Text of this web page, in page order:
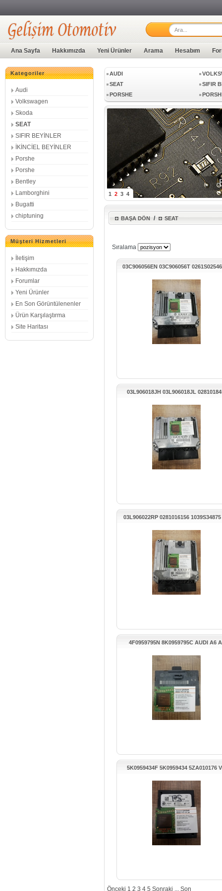
Ana Sayfa Hakkımızda Yeni Ürünler Arama Hesabım
Kategoriler
Audi
Volkswagen
Skoda
SEAT
SIFIR BEYİNLER
İKİNCİEL BEYİNLER
Porshe
Porshe
Bentley
Lamborghini
Bugatti
chiptuning
Müşteri Hizmetleri
İletişim
Hakkımızda
Forumlar
Yeni Ürünler
En Son Görüntülenenler
Ürün Karşılaştırma
Site Haritası
AUDI
SEAT
SIFIR
PORSHE
LAMBORGHINI
SIFIR
PORSHE
1 2 3 4
BAŞA DÖN / SEAT
Sıralama
03C906056EN 03C906056T
03L906018JH 03L906018JL
03L906022RP 0281016156 1039S34875
4F0959795N 8K0959795C AUDI A6
5K0959434F 5K0959434 5ZA010176
Önceki 1 2 3 4 5 Sonraki ... Son